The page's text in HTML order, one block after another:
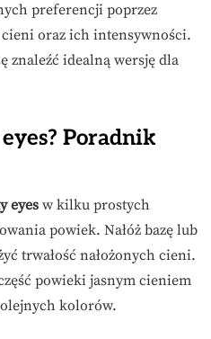
preferencji poprzez
oraz ich intensywności.
znaleźć idealną wersję dla
Poradnik
eyes w kilku prostych
powiek. Nałóż bazę lub
trwałość nałożonych cieni.
powieki jasnym cieniem
kolorów.